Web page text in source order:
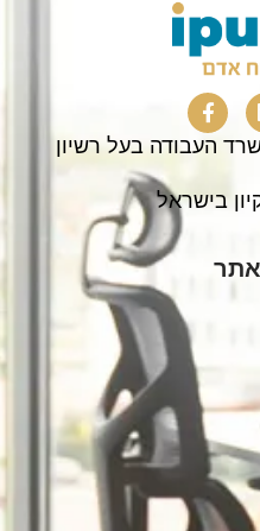
העבודה בעל רשיון
בישראל